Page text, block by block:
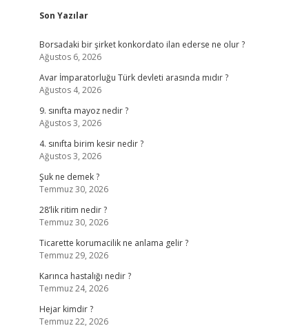
Sidebar
Son Yazılar
Borsadaki bir şirket konkordato ilan ederse ne olur ?
Ağustos 6, 2026
Avar İmparatorluğu Türk devleti arasında mıdır ?
Ağustos 4, 2026
9. sınıfta mayoz nedir ?
Ağustos 3, 2026
4. sınıfta birim kesir nedir ?
Ağustos 3, 2026
Şuk ne demek ?
Temmuz 30, 2026
28’lik ritim nedir ?
Temmuz 30, 2026
Ticarette korumacilik ne anlama gelir ?
Temmuz 29, 2026
Karınca hastalığı nedir ?
Temmuz 24, 2026
Hejar kimdir ?
Temmuz 22, 2026